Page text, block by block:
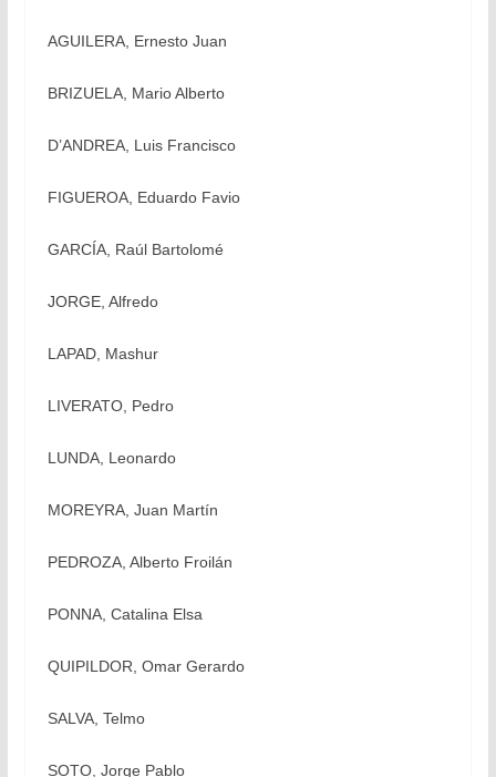
AGUILERA, Ernesto Juan
BRIZUELA, Mario Alberto
D’ANDREA, Luis Francisco
FIGUEROA, Eduardo Favio
GARCÍA, Raúl Bartolomé
JORGE, Alfredo
LAPAD, Mashur
LIVERATO, Pedro
LUNDA, Leonardo
MOREYRA, Juan Martín
PEDROZA, Alberto Froilán
PONNA, Catalina Elsa
QUIPILDOR, Omar Gerardo
SALVA, Telmo
SOTO, Jorge Pablo